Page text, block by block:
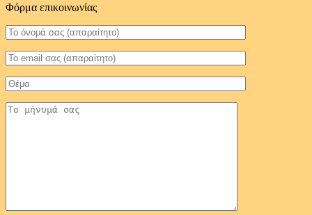
Φόρμα επικοινωνίας